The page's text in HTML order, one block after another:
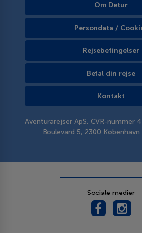
Om Detur
Persondata /
Rejsebetingelser
Betal din rejse
Kontakt
Aventurarejser ApS, CVR-nummer
Boulevard 5, 2300 København
Sociale medier